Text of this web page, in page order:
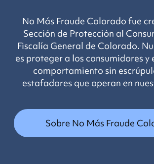
No Más Fraude Colorado fue
Sección de Protección al
Fiscalía General de Colorado.
es proteger a los consumidores y
comportamiento sin
estafadores que operan en
Sobre No Más Fraude